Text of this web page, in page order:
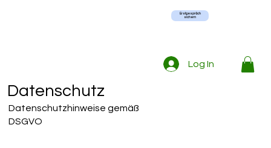
Erstgespräch
sichern
Log In
Datenschutz
Datenschutzhinweise gemäß
DSGVO